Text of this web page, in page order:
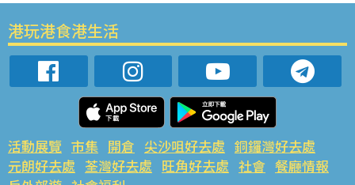
港玩港食港生活
活動展覽 市集 開倉 尖沙咀好去處 銅鑼灣好去處
元朗好去處 荃灣好去處 旺角好去處 社會 餐廳情報